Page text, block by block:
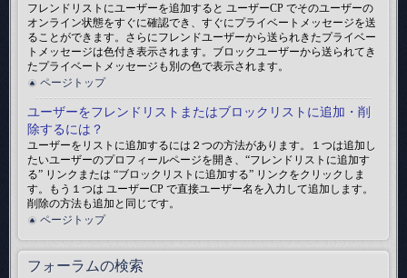
フレンドリストにユーザーを追加すると ユーザーCP でそのユーザーの
オンライン状態をすぐに確認でき、すぐにプライベートメッセージを送
ることができます。さらにフレンドユーザーから送られきたプライベー
トメッセージは色付き表示されます。ブロックユーザーから送られてき
たプライベートメッセージも別の色で表示されます。
ページトップ
ユーザーをフレンドリストまたはブロックリストに追加・削
除するには？
ユーザーをリストに追加するには２つの方法があります。１つは追加し
たいユーザーのプロフィールページを開き、“フレンドリストに追加す
る” リンクまたは “ブロックリストに追加する” リンクをクリックしま
す。もう１つは ユーザーCP で直接ユーザー名を入力して追加します。
削除の方法も追加と同じです。
ページトップ
フォーラムの検索